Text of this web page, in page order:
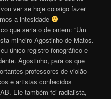
ver se hoje consigo fazer
a intesidade
que seria o de ontem: “Um
mineiro Agostinho de Matos.
único registro fonográfico e
Agostinho, para os que
professores de violão
e artistas conhecidos
Ele também foi radialista,